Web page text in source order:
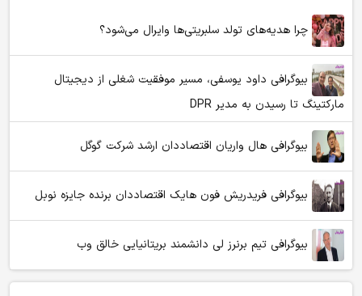
چرا هدیه‌های تولد سلبریتی‌ها وایرال می‌شود؟
بیوگرافی داود یوسفی، مسیر موفقیت شغلی از دیجیتال
مارکتینگ تا رسیدن به مدیر DPR
بیوگرافی هال واریان اقتصاددان ارشد شرکت گوگل
بیوگرافی فریدریش فون هایک اقتصاددان برنده جایزه نوبل
بیوگرافی تیم برنرز لی دانشمند بریتانیایی خالق وب